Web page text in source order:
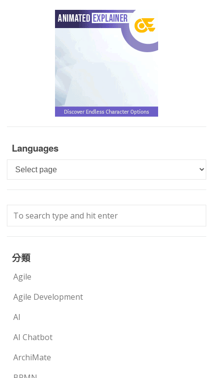
Languages
Languages
分類
Agile
Agile Development
AI
AI Chatbot
ArchiMate